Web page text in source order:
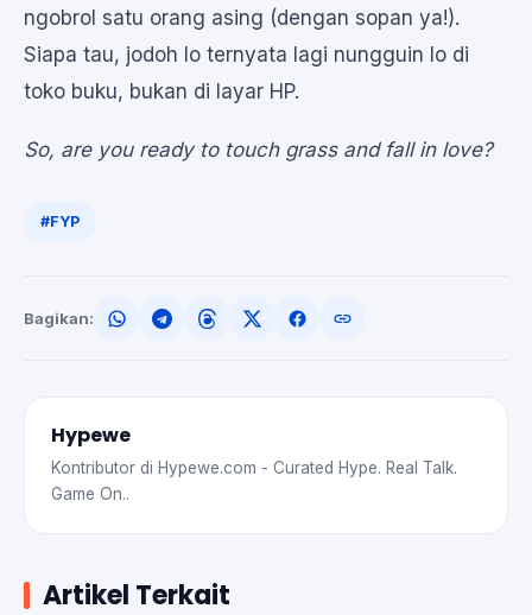
ngobrol satu orang asing (dengan sopan ya!).
Siapa tau, jodoh lo ternyata lagi nungguin lo di
toko buku, bukan di layar HP.
So, are you ready to touch grass and fall in love?
#FYP
Bagikan:
Hypewe
Kontributor di Hypewe.com - Curated Hype. Real Talk.
Game On..
Artikel Terkait